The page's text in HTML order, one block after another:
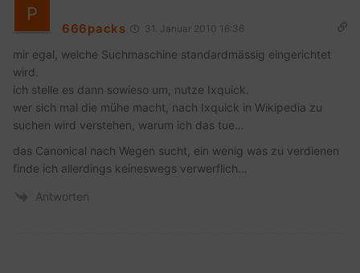
666packs 31. Januar 2010 16:36
mir egal, welche Suchmaschine standardmässig eingerichtet
wird.
ich stelle es dann sowieso um, nutze Ixquick.
wer sich mal die mühe macht, nach Ixquick in Wikipedia zu
suchen wird verstehen, warum ich das tue…
das Canonical nach Wegen sucht, ein wenig was zu verdienen
finde ich allerdings keineswegs verwerflich…
Antworten